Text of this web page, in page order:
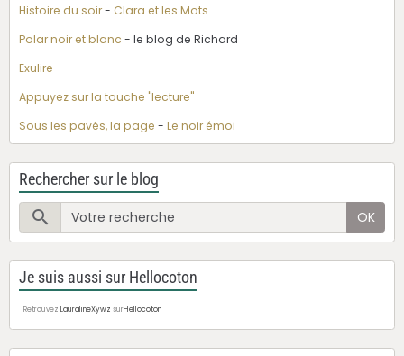
Histoire du soir- Clara et les Mots
Polar noir et blanc - le blog de Richard
Exulire
Appuyez sur la touche "lecture"
Sous les pavés, la page - Le noir émoi
Rechercher sur le blog
OK
Je suis aussi sur Hellocoton
Retrouvez LauralineXywz surHellocoton